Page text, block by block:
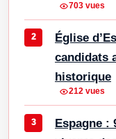
703 vues
Église
candidats
historique
212 vues
Espagne :